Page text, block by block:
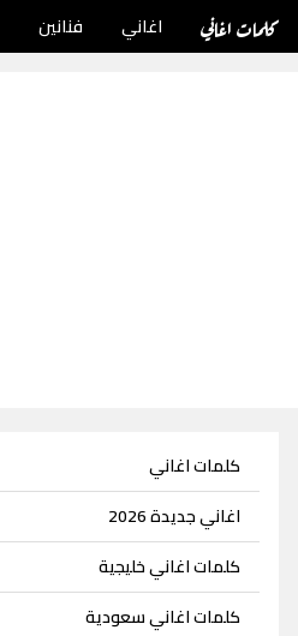
كلمات اغاني اغاني فنانين
كلمات اغاني
اغاني جديدة 2026
كلمات اغاني خليجية
كلمات اغاني سعودية